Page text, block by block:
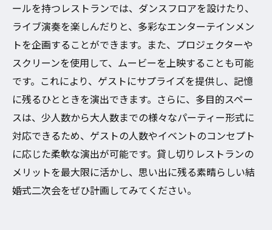
ールを持つレストランでは、ダンスフロアを設けたり、
ライブ演奏を楽しんだりと、多彩なエンターテインメン
トを企画することができます。また、プロジェクターや
スクリーンを使用して、ムービーを上映することも可能
です。これにより、ゲストにサプライズを提供し、記憶
に残るひとときを演出できます。さらに、多目的スペー
スは、少人数から大人数までの様々なパーティー形式に
対応できるため、ゲストの人数やイベントのコンセプト
に応じた柔軟な演出が可能です。貸し切りレストランの
メリットを最大限に活かし、思い出に残る素晴らしい結
婚式二次会をぜひ計画してみてください。